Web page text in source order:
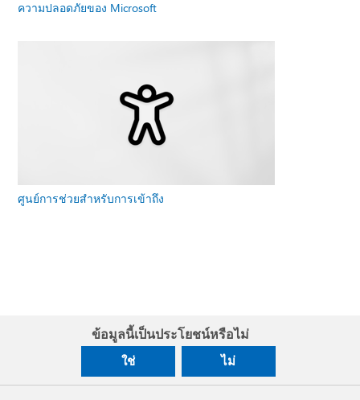
ความปลอดภัยของ Microsoft
ศูนย์การช่วยสําหรับการเข้าถึง
ข้อมูลนี้เป็นประโยชน์หรือไม่
ใช่ ไม่